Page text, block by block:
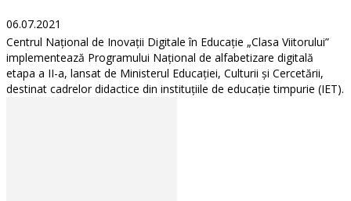
06.07.2021
Centrul Național de Inovații Digitale în Educație „Clasa Viitorului”
implementează Programului Național de alfabetizare digitală
etapa a II-a, lansat de Ministerul Educației, Culturii și Cercetării,
destinat cadrelor didactice din instituțiile de educație timpurie (IET).